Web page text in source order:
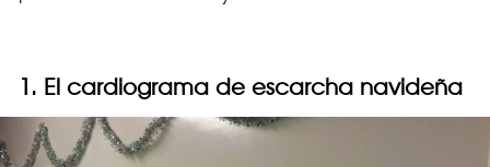
1. El cardiograma de escarcha navideña